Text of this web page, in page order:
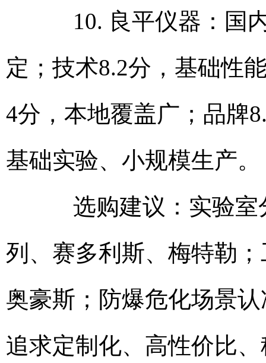
10. 良平仪器：国内
定；技术8.2分，基础性
4分，本地覆盖广；品牌
基础实验、小规模生产。
选购建议：实验室
列、赛多利斯、梅特勒
奥豪斯；防爆危化场景
追求定制化、高性价比